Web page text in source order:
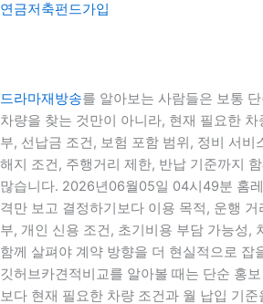
연금저축펀드가입
드라마재방송를 알아보는 사람들은 보통
차량을 찾는 것만이 아니라, 현재 필요한
부, 선납금 조건, 보험 포함 범위, 정비 서비
해지 조건, 주행거리 제한, 반납 기준까지
많습니다. 2026년06월05일 04시49분 홈
격만 보고 결정하기보다 이용 목적, 운행
부, 개인 신용 조건, 초기비용 부담 가능성,
함께 살펴야 계약 방향을 더 현실적으로 잡
깃허브카견적비교를 알아볼 때는 단순 홍
보다 현재 필요한 차량 조건과 월 납입 기